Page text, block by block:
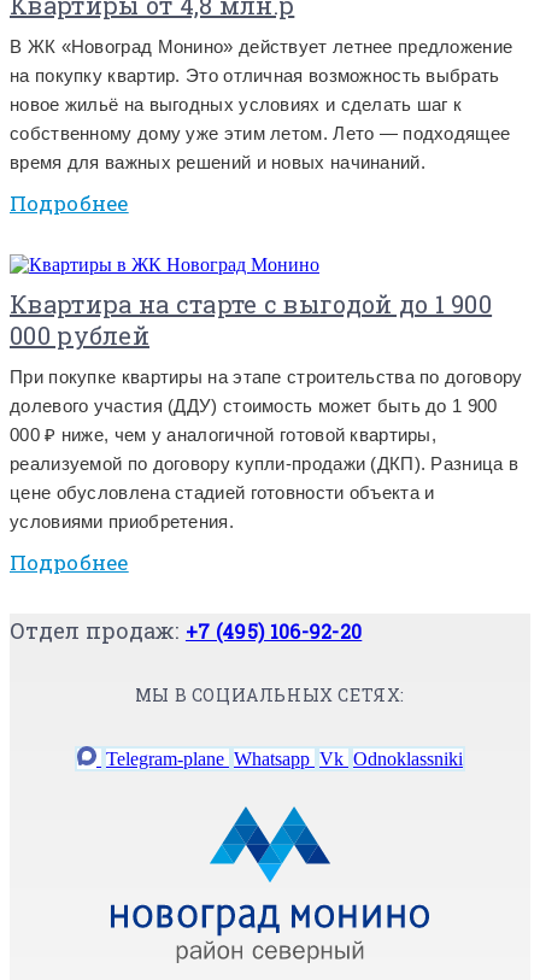
В ЖК «Новоград Монино» действует летнее предложение
на покупку квартир. Это отличная возможность выбрать
новое жильё на выгодных условиях и сделать шаг к
собственному дому уже этим летом. Лето — подходящее
время для важных решений и новых начинаний.
Подробнее
Квартира на старте с выгодой до 1 900
000 рублей
При покупке квартиры на этапе строительства по договору
долевого участия (ДДУ) стоимость может быть до 1 900
000 ₽ ниже, чем у аналогичной готовой квартиры,
реализуемой по договору купли-продажи (ДКП). Разница в
цене обусловлена стадией готовности объекта и
условиями приобретения.
Подробнее
Отдел продаж: +7 (495) 106-92-20
МЫ В СОЦИАЛЬНЫХ СЕТЯХ:
Telegram-plane Whatsapp Vk Odnoklassniki